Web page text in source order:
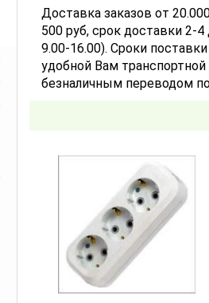
Доставка заказов от
500 руб, срок доставки 2-
9.00-16.00). Сроки
удобной Вам
безналичным переводом